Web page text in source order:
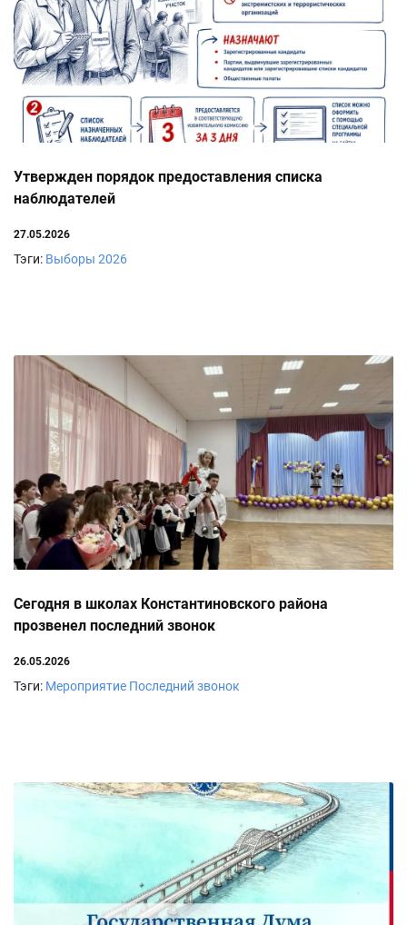
Утвержден порядок предоставления списка
наблюдателей
27.05.2026
Тэги: Выборы 2026
Сегодня в школах Константиновского района
прозвенел последний звонок
26.05.2026
Тэги: Мероприятие Последний звонок